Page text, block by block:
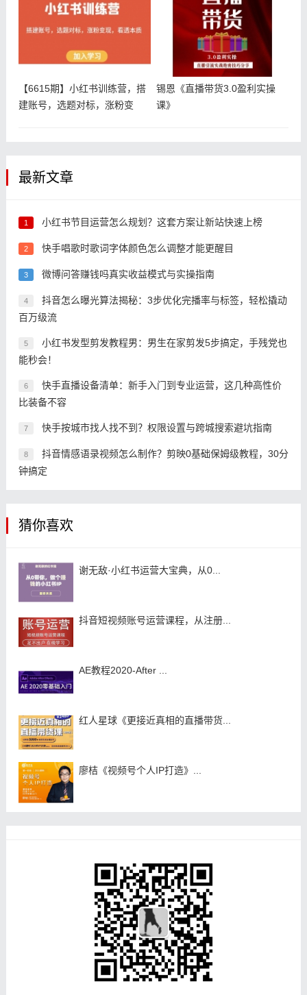
【6615期】小红书训练营，搭
建账号，选题对标，涨粉变
锡恩《直播带货3.0盈利实操
课》
最新文章
1 小红书节目运营怎么规划？这套方案让新站快速上榜
2 快手唱歌时歌词字体颜色怎么调整才能更醒目
3 微博问答赚钱吗真实收益模式与实操指南
4
抖音怎么曝光算法揭秘：3步优化完播率与标签，轻松撬动
百万级流
5
小红书发型剪发教程男：男生在家剪发5步搞定，手残党也
能秒会！
6
快手直播设备清单：新手入门到专业运营，这几种高性价
比装备不容
7 快手按城市找人找不到？权限设置与跨城搜索避坑指南
8
抖音情感语录视频怎么制作？剪映0基础保姆级教程，30分
钟搞定
猜你喜欢
谢无敌·小红书运营大宝典，从0...
抖音短视频账号运营课程，从注册...
AE教程2020-After ...
红人星球《更接近真相的直播带货...
廖桔《视频号个人IP打造》...